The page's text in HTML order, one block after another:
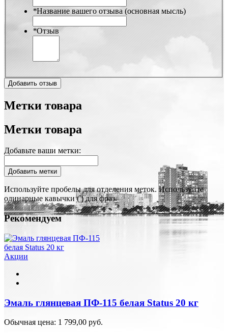
*Название вашего отзыва (основная мысль)
*Отзыв
Добавить отзыв
Метки товара
Метки товара
Добавьте ваши метки:
Добавить метки
Используйте пробелы для отделения меток. Используйте
одинарные кавычки (') для фраз.
Рекомендуем
Акции
Эмаль глянцевая ПФ-115 белая Status 20 кг
Обычная цена: 1 799,00 руб.